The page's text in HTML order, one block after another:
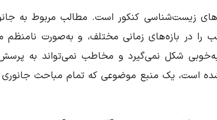
زیست‌شناسی کنکور است. مطالب مربوط به
را در بازه‌های زمانی مختلف، و به‌صورت
به‌خوبی شکل نمی‌گیرد و مخاطب نمی‌تواند به
است، یک منبع موضوعی که تمام مباحث جانوری